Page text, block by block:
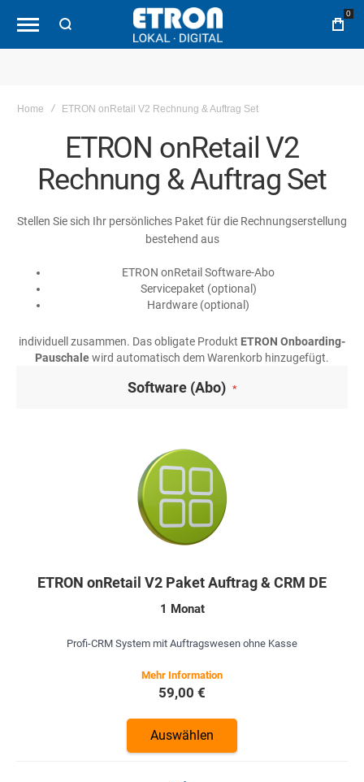
0
Home ETRON onRetail V2 Rechnung & Auftrag Set
ETRON onRetail V2
Rechnung & Auftrag Set
Stellen Sie sich Ihr persönliches Paket für die Rechnungserstellung
bestehend aus
ETRON onRetail Software-Abo
Servicepaket (optional)
Hardware (optional)
individuell zusammen. Das obligate Produkt ETRON Onboarding-
Pauschalewird automatisch dem Warenkorb hinzugefügt.
Software (Abo)
ETRON onRetail V2 Paket Auftrag & CRM DE
1 Monat
Profi-CRM System mit Auftragswesen ohne Kasse
59,00 €
Auswählen